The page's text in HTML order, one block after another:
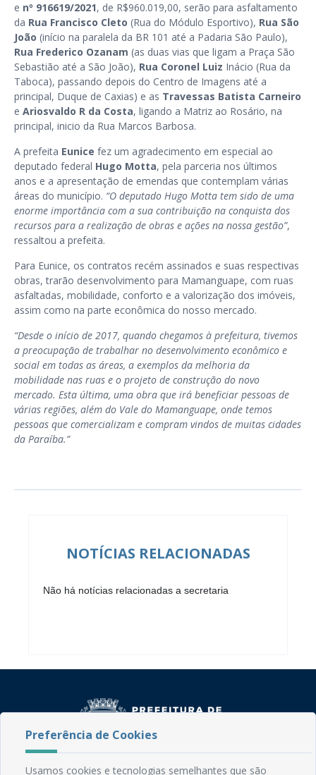
e nº 916619/2021, de R$960.019,00, serão para asfaltamento
da Rua Francisco Cleto (Rua do Módulo Esportivo), Rua São
João (início na paralela da BR 101 até a Padaria São Paulo),
Rua Frederico Ozanam (as duas vias que ligam a Praça São
Sebastião até a São João), Rua Coronel Luiz Inácio (Rua da
Taboca), passando depois do Centro de Imagens até a
principal, Duque de Caxias) e as Travessas Batista Carneiro
e Ariosvaldo R da Costa, ligando a Matriz ao Rosário, na
principal, inicio da Rua Marcos Barbosa.
A prefeita Eunice fez um agradecimento em especial ao
deputado federal Hugo Motta, pela parceria nos últimos
anos e a apresentação de emendas que contemplam várias
áreas do município. “O deputado Hugo Motta tem sido de uma
enorme importância com a sua contribuição na conquista dos
recursos para a realização de obras e ações na nossa gestão”,
ressaltou a prefeita.
Para Eunice, os contratos recém assinados e suas respectivas
obras, trarão desenvolvimento para Mamanguape, com ruas
asfaltadas, mobilidade, conforto e a valorização dos imóveis,
assim como na parte econômica do nosso mercado.
“Desde o início de 2017, quando chegamos à prefeitura, tivemos
a preocupação de trabalhar no desenvolvimento econômico e
social em todas as áreas, a exemplos da melhoria da
mobilidade nas ruas e o projeto de construção do novo
mercado. Esta última, uma obra que irá beneficiar pessoas de
várias regiões, além do Vale do Mamanguape, onde temos
pessoas que comercializam e compram vindos de muitas cidades
da Paraíba.”
NOTÍCIAS RELACIONADAS
Não há notícias relacionadas a secretaria
Preferência de Cookies
Usamos cookies e tecnologias semelhantes que são